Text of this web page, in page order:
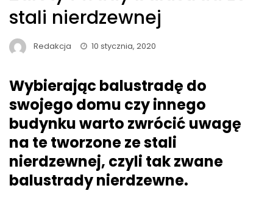
stali nierdzewnej
Redakcja 10 stycznia, 2020
Wybierając balustradę do
swojego domu czy innego
budynku warto zwrócić uwagę
na te tworzone ze stali
nierdzewnej, czyli tak zwane
balustrady nierdzewne.